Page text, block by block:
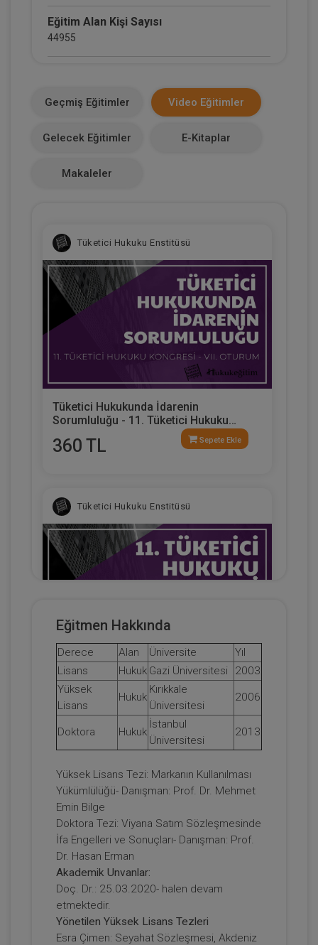
Eğitim Alan Kişi Sayısı
44955
0
Geçmiş Eğitimler Video Eğitimler
Gelecek Eğitimler E-Kitaplar
Makaleler
Tüketici Hukuku Enstitüsü
Tüketici Hukukunda İdarenin
Sorumluluğu - 11. Tüketici Hukuku
360 TL Sepete Ekle
Tüketici Hukuku Enstitüsü
11. Tüketici Hukuku Kongresi Tüm
Oturumları Video Kaydı (7 Oturum)
2160
TL
Sepete Ekle
Tüketici Hukuku Enstitüsü
Eğitmen Hakkında
Derece Alan Üniversite
Yıl
Lisans
Hukuk Gazi Üniversitesi
2003
Yüksek
Lisans
Hukuk
Kırıkkale
Üniversitesi
2006
Doktora Hukuk
İstanbul
Üniversitesi
2013
Yüksek Lisans Tezi: Markanın Kullanılması
Yükümlülüğü- Danışman: Prof. Dr. Mehmet
Emin Bilge
Doktora Tezi: Viyana Satım Sözleşmesinde
İfa Engelleri ve Sonuçları- Danışman: Prof.
Dr. Hasan Erman
Akademik Unvanlar:
Doç. Dr.: 25.03.2020- halen devam
etmektedir.
Yönetilen Yüksek Lisans Tezleri
Esra Çimen: Seyahat Sözleşmesi, Akdeniz